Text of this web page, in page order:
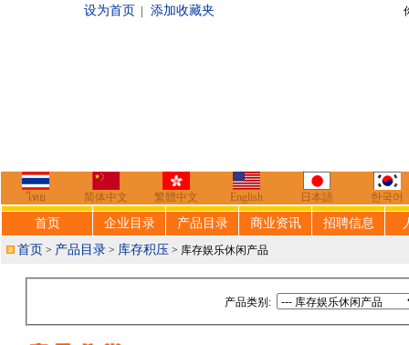
设为首页 添加收藏夹 你好，欢迎来到
ไทย 简体中文 繁體中文 English 日本語 한국어
首页 企业目录 产品目录 商业资讯 招聘信息
首页 > 产品目录 > 库存积压 > 库存娱乐休闲产品
产品类别: